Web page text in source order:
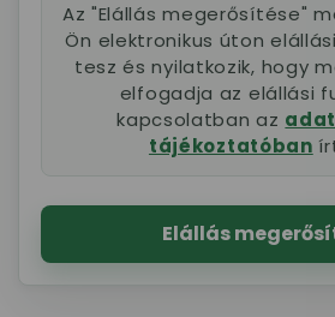
Az "Elállás megerősítése"
Ön elektronikus úton
tesz és nyilatkozik, hogy
elfogadja az elállási
kapcsolatban az
tájékoztatóban
Elállás